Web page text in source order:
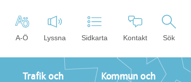
A-Ö Lyssna Sidkarta Kontakt Sök
Trafik och
Kommun och